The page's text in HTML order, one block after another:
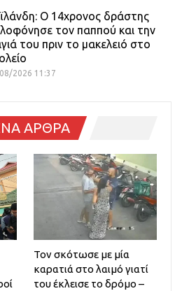
Ο 14χρονος δράστης
τον παππού και την
του πριν το μακελειό στο
2026 11:37
ΑΡΘΡΑ
Τον σκότωσε με μία
καρατιά στο λαιμό γιατί
του έκλεισε το δρόμο –